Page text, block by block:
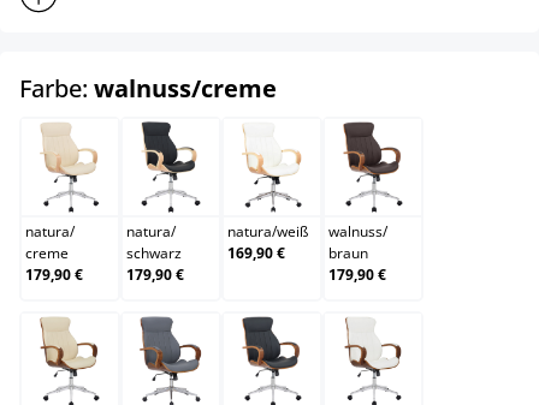
Farbe: walnuss/creme
natura/creme
natura/
creme
179,90 €
natura/schwarz
natura/
schwarz
179,90 €
natura/weiß
natura/weiß
169,90 €
walnuss/braun
walnuss/
braun
179,90 €
walnuss/cremewalnuss/grauwalnuss/schwarzwalnuss/weiß